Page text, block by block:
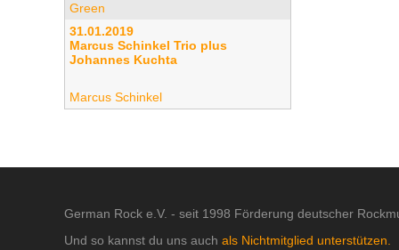
Green
31.01.2019
Marcus Schinkel Trio plus
Johannes Kuchta
Marcus Schinkel
German Rock e.V. - seit 1998 Förderung deutscher
Und so kannst du uns auch als Nichtmitglied unterstützen.